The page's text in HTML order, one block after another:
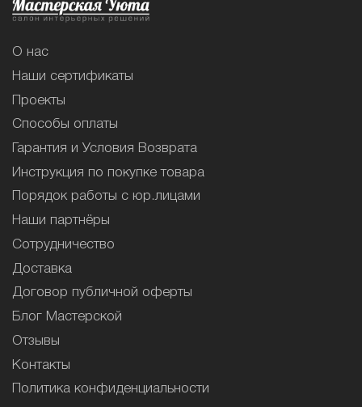
О нас
Наши сертификаты
Проекты
Способы оплаты
Гарантия и Условия Возврата
Инструкция по покупке товара
Порядок работы с юр.лицами
Наши партнёры
Сотрудничество
Доставка
Договор публичной оферты
Блог Мастерской
Отзывы
Контакты
Политика конфиденциальности